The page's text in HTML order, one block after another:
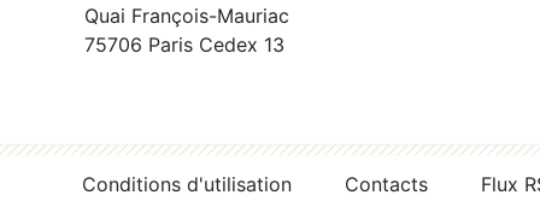
Quai François-Mauriac
75706 Paris Cedex 13
Conditions d'utilisation Contacts
Flux